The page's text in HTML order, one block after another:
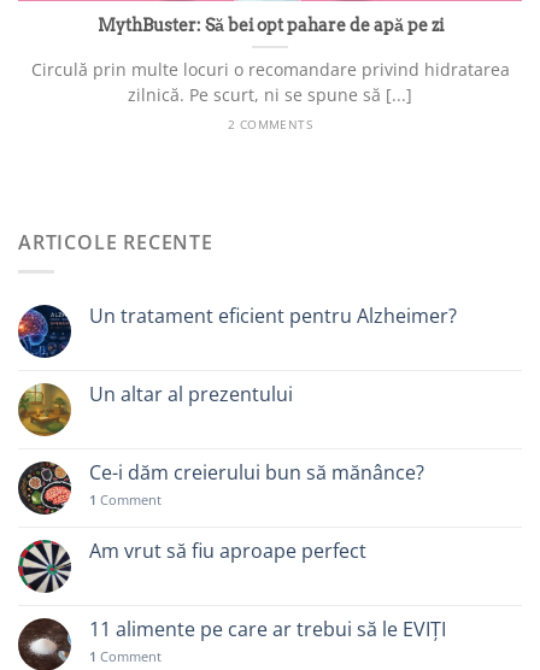
MythBuster: Să bei opt pahare de apă pe zi
Circulă prin multe locuri o recomandare privind hidratarea
zilnică. Pe scurt, ni se spune să [...]
2 COMMENTS
ARTICOLE RECENTE
Un tratament eficient pentru Alzheimer?
Un altar al prezentului
Ce-i dăm creierului bun să mănânce?
1 Comment
Am vrut să fiu aproape perfect
11 alimente pe care ar trebui să le EVIȚI
1 Comment